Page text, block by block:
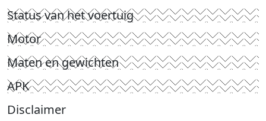
Status van het voertuig
Motor
Maten en gewichten
APK
Disclaimer